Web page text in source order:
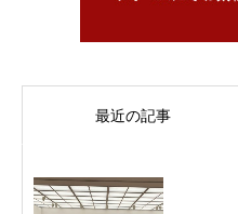
最近の記事